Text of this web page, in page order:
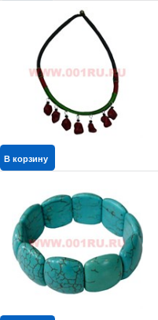
В корзину